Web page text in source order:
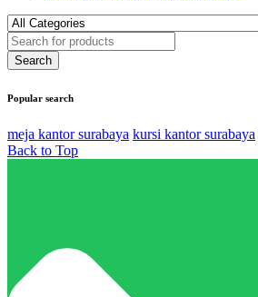
Popular search
meja kantor surabaya kursi kantor surabaya
Back to Top